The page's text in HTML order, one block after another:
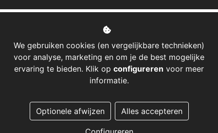
We gebruiken cookies (en vergelijkbare technieken)
voor analyse, marketing en om je de best mogelijke
ervaring te bieden. Klik op configureren voor meer
informatie.
Optionele afwijzen Alles accepteren
Managed hosting
Webshopontwikkeling